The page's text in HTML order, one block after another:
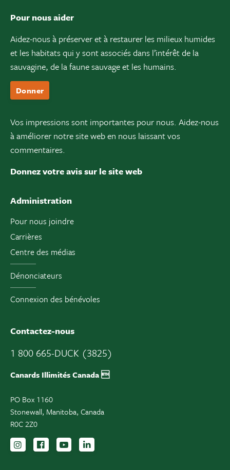
Pour nous aider
Aidez-nous à préserver et à restaurer les milieux humides
et les habitats qui y sont associés dans l’intérêt de la
sauvagine, de la faune sauvage et les humains.
Donner
Vos impressions sont importantes pour nous. Aidez-nous
à améliorer notre site web en nous laissant vos
commentaires.
Donnez votre avis sur le site web
Administration
Pour nous joindre
Carrières
Centre des médias
Dénonciateurs
Connexion des bénévoles
Contactez-nous
1 800 665-DUCK (3825)
Canards Illimités Canada 
PO Box 1160
Stonewall, Manitoba, Canada
R0C 2Z0
Suivez-nous sur Instagram
Suivez-nous sur Facebook
Inscrivez-vous sur YouTube